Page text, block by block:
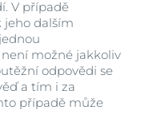
V případě
jeho dalším
možné jakkoliv
odpovědi se
a tím i za
případě může